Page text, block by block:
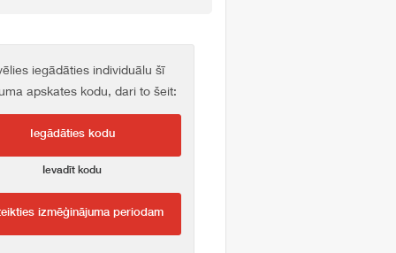
iegādāties individuālu šī
apskates kodu, dari to šeit:
Iegādāties kodu
Ievadīt kodu
izmēģinājuma periodam